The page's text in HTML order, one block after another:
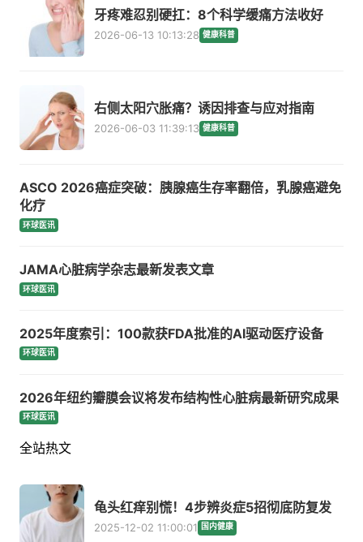
牙疼难忍别硬扛：8个科学缓痛方法收好
2026-06-13 10:13:28 健康科普
右侧太阳穴胀痛？诱因排查与应对指南
2026-06-03 11:39:13 健康科普
ASCO 2026癌症突破：胰腺癌生存率翻倍，乳腺癌避免
化疗
环球医讯
JAMA心脏病学杂志最新发表文章
环球医讯
2025年度索引：100款获FDA批准的AI驱动医疗设备
环球医讯
2026年纽约瓣膜会议将发布结构性心脏病最新研究成果
环球医讯
全站热文
龟头红痒别慌！4步辨炎症5招彻底防复发
2025-12-02 11:00:01 国内健康